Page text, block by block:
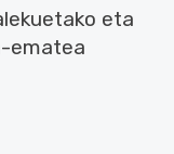
eta
ematea